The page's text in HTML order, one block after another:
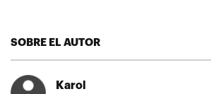
SOBRE EL AUTOR
Karol